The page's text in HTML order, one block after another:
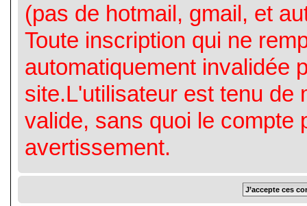
(pas de hotmail, gmail, et
Toute inscription qui ne
automatiquement invalidée
site.L'utilisateur est tenu de
valide, sans quoi le compte
avertissement.